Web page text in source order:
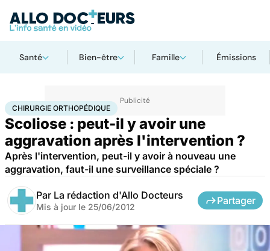
Santé Bien-être Famille Émissions
AccueilSantéMaladiesChirurgie orthopédique
CHIRURGIE ORTHOPÉDIQUE
Scoliose : peut-il y avoir une
aggravation après l'intervention ?
Après l'intervention, peut-il y avoir à nouveau une
aggravation, faut-il une surveillance spéciale ?
Par La rédaction d'Allo Docteurs
Mis à jour le 25/06/2012
Partager